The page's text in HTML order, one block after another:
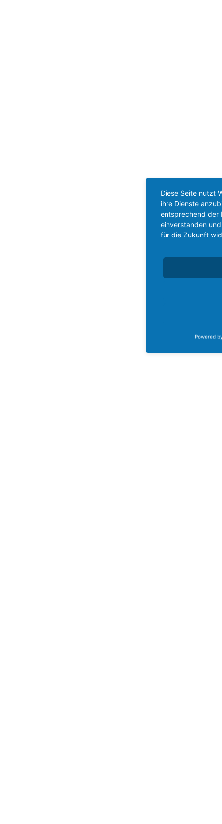
Diese Seite nutzt
ihre Dienste
entsprechend der
einverstanden
für die Zukunft
Powered